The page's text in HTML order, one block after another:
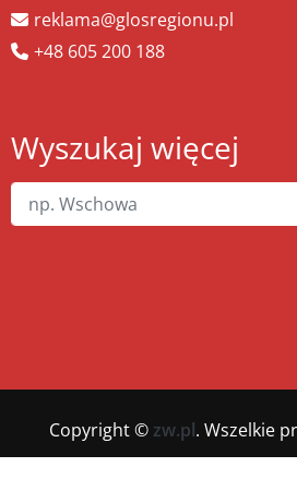
reklama@glosregionu.pl
+48 605 200 188
Wyszukaj więcej
Copyright © zw.pl. Wszelkie
Wykonanie